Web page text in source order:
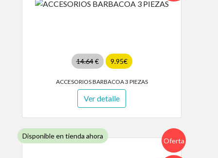
14.64€ 9.95€
ACCESORIOS BARBACOA 3 PIEZAS
Ver detalle
Disponible en tienda ahora
Oferta